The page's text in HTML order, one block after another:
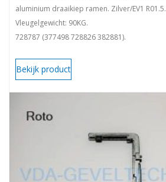
aluminium draaikiep ramen. Zilver/EV1 R01.5.
Vleugelgewicht: 90KG.
728787 (377498 728826 382881).
Bekijk product